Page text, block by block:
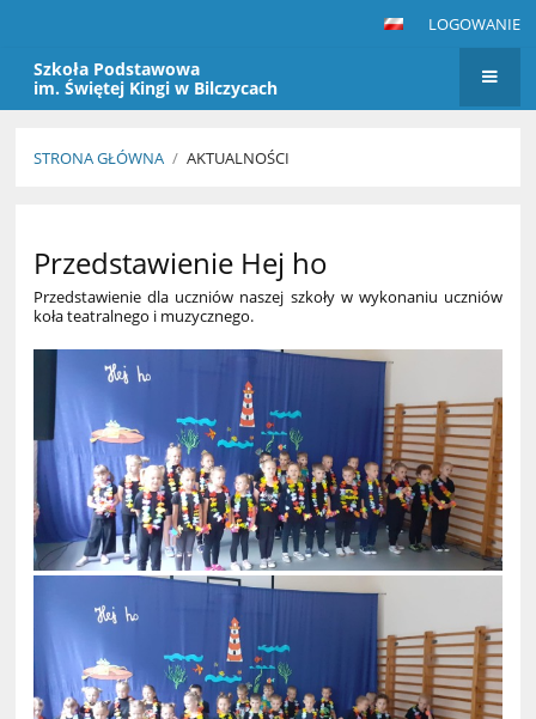
LOGOWANIE
Szkoła Podstawowa
im. Świętej Kingi w Bilczycach
STRONA GŁÓWNA / AKTUALNOŚCI
Przedstawienie Hej ho
Przedstawienie dla uczniów naszej szkoły w wykonaniu uczniów
koła teatralnego i muzycznego.